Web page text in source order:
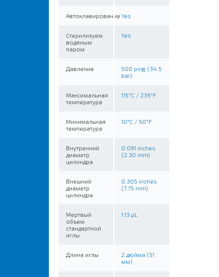
Автоклавирование Yes
Стерилизуем
водяным
паром
Yes
Давление
500 psig (34.5
bar)
Максимальная
температура
115°C / 239°F
Минимальная
температура
10°C / 50°F
Внутренний
диаметр
цилиндра
0.091 inches
(2.30 mm)
Внешний
диаметр
цилиндра
0.305 inches
(7.75 mm)
Мертвый
объем
стандартной
иглы
1.13 µL
Длина иглы
2 дюйма (51
мм)